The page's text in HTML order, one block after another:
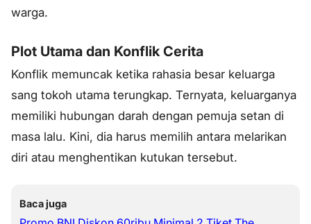
warga.
Plot Utama dan Konflik Cerita
Konflik memuncak ketika rahasia besar keluarga
sang tokoh utama terungkap. Ternyata, keluarganya
memiliki hubungan darah dengan pemuja setan di
masa lalu. Kini, dia harus memilih antara melarikan
diri atau menghentikan kutukan tersebut.
Baca juga